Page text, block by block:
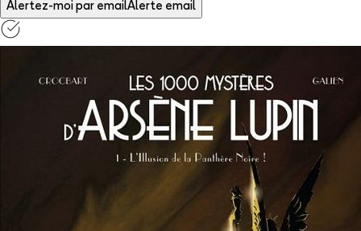
Alertez-moi par emailAlerte email